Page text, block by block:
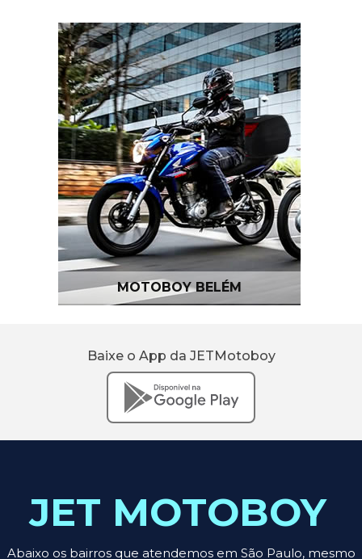
MOTOBOY BELÉM
Baixe o App da JETMotoboy
JET MOTOBOY
Abaixo os bairros que atendemos em São Paulo, mesmo